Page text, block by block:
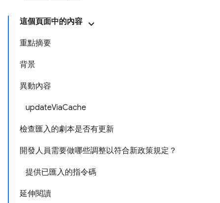
這個頁面中的內容
重點摘要
背景
異動內容
updateViaCache
檢查匯入的劇本是否有更新
開發人員需要做哪些調整以符合新政策規定？
提供已匯入的指令碼
延伸閱讀